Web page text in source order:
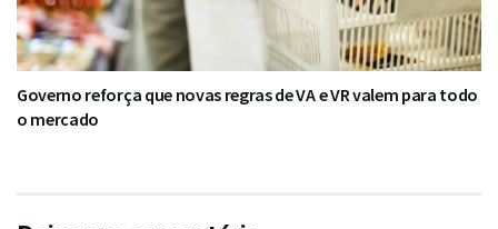
Governo reforça que novas regras de VA e VR valem para todo
o mercado